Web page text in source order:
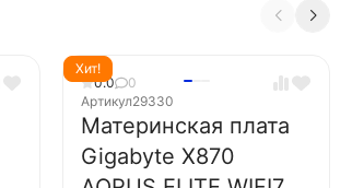
Хит!
0.0
0
Артикул29330
Материнская плата
Gigabyte X870